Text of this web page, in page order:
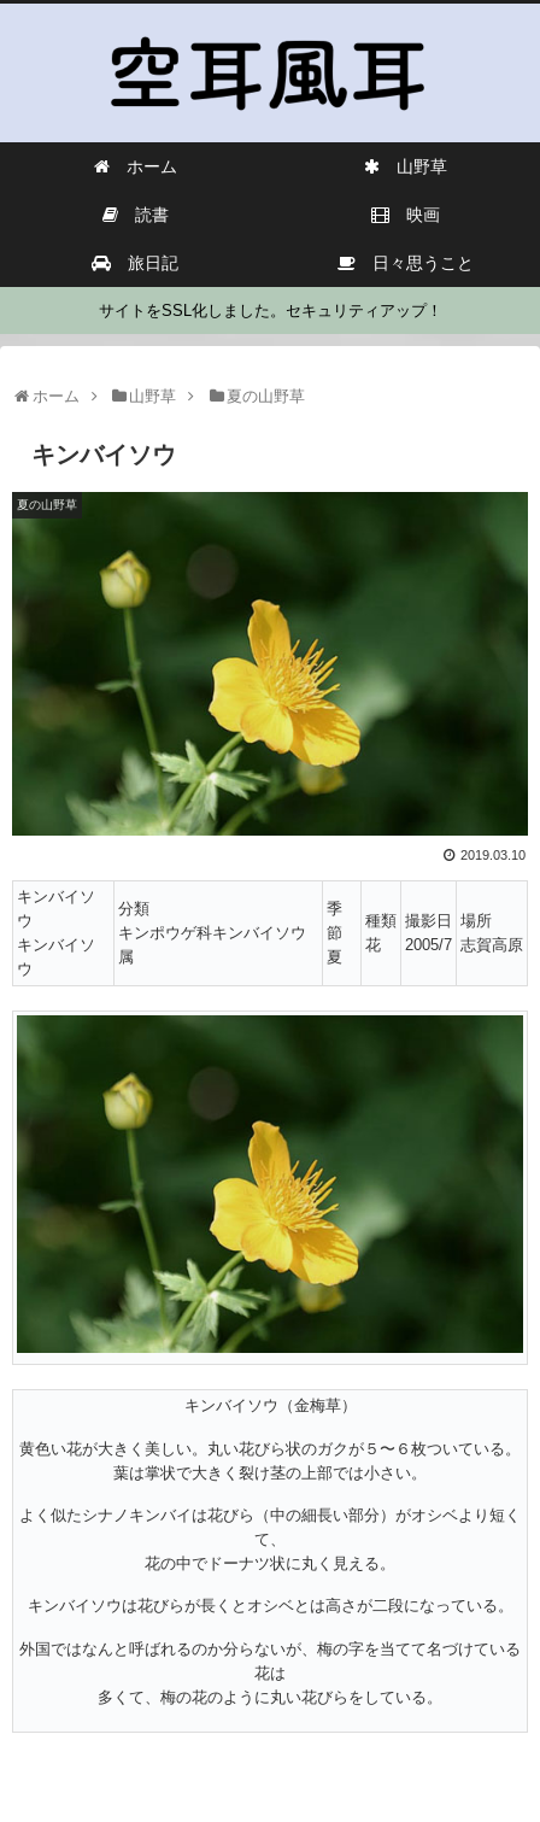
ホーム 山野草
読書 映画
旅日記 日々思うこと
サイトをSSL化しました。セキュリティアップ！
ホーム 山野草 夏の山野草
キンバイソウ
夏の山野草
2019.03.10
キンバイソ
ウ
キンバイソ
ウ
分類
キンポウゲ科キンバイソウ
属
季
節
夏
種類
花
撮影日
2005/7
場所
志賀高原
キンバイソウ（金梅草）
黄色い花が大きく美しい。丸い花びら状のガクが５〜６枚ついている。
葉は掌状で大きく裂け茎の上部では小さい。
よく似たシナノキンバイは花びら（中の細長い部分）がオシベより短く
て、
花の中でドーナツ状に丸く見える。
キンバイソウは花びらが長くとオシベとは高さが二段になっている。
外国ではなんと呼ばれるのか分らないが、梅の字を当てて名づけている
花は
多くて、梅の花のように丸い花びらをしている。